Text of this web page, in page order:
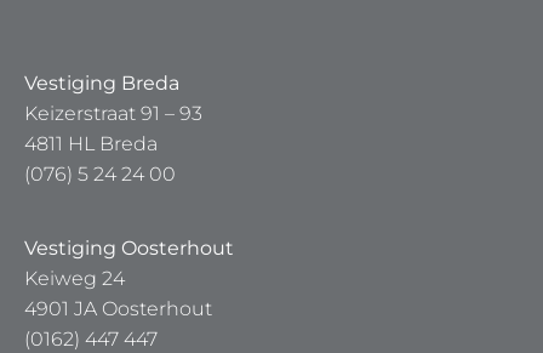
Vestiging Breda
Keizerstraat 91 – 93
4811 HL Breda
(076) 5 24 24 00
Vestiging Oosterhout
Keiweg 24
4901 JA Oosterhout
(0162) 447 447